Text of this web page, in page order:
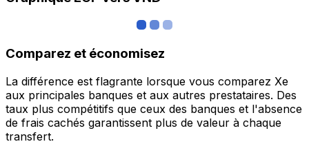
Comparez et économisez
La différence est flagrante lorsque vous comparez Xe
aux principales banques et aux autres prestataires. Des
taux plus compétitifs que ceux des banques et l'absence
de frais cachés garantissent plus de valeur à chaque
transfert.